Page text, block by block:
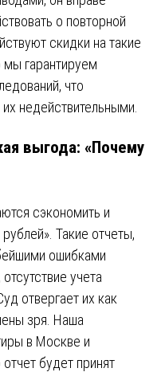
о повторной
скидки на такие
мы гарантируем
что
недействительными.
выгода: «Почему
сэкономить и
Такие отчеты,
ошибками
учета
отвергает их как
зря. Наша
в Москве и
будет принят